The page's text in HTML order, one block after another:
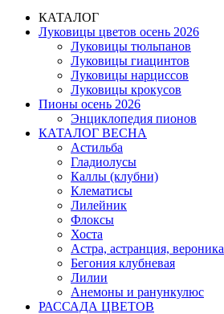
КАТАЛОГ
Луковицы цветов осень 2026
Луковицы тюльпанов
Луковицы гиацинтов
Луковицы нарциссов
Луковицы крокусов
Пионы осень 2026
Энциклопедия пионов
КАТАЛОГ ВЕСНА
Астильба
Гладиолусы
Каллы (клубни)
Клематисы
Лилейник
Флоксы
Хоста
Астра, астранция, вероника
Бегония клубневая
Лилии
Анемоны и ранункулюс
РАССАДА ЦВЕТОВ